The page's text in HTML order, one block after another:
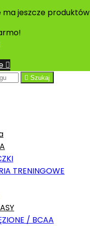
ma jeszcze produktów

 Szukaj
TRENINGOWE
/ BCAA